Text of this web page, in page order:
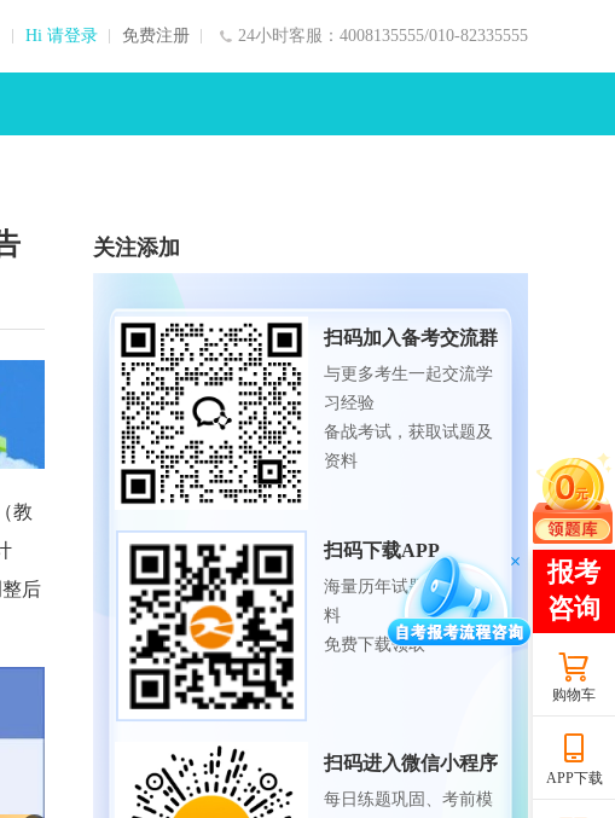
24小时客服：4008135555/010-82335555
Hi 请登录 免费注册
教
后
关注添加
扫码加入备考交流群
与更多考生一起交流学
习经验
备战考试，获取试题及
资料
扫码下载APP
海量历年试题、备考资
料
免费下载领取
扫码进入微信小程序
每日练题巩固、考前模
购物车
APP下载